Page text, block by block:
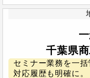
千葉県
セミナー業務を一括
対応履歴も明確に。